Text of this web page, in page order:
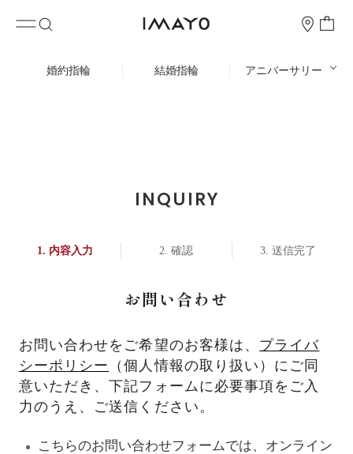
婚約指輪 結婚指輪 アニバーサリー
INQUIRY
内容入力 確認 送信完了
お問い合わせ
お問い合わせをご希望のお客様は、 プライバ
シーポリシー
（個人情報の取り扱い）にご同
意いただき、下記フォームに必要事項をご入
力のうえ、ご送信ください。
こちらのお問い合わせフォームでは、オンライン